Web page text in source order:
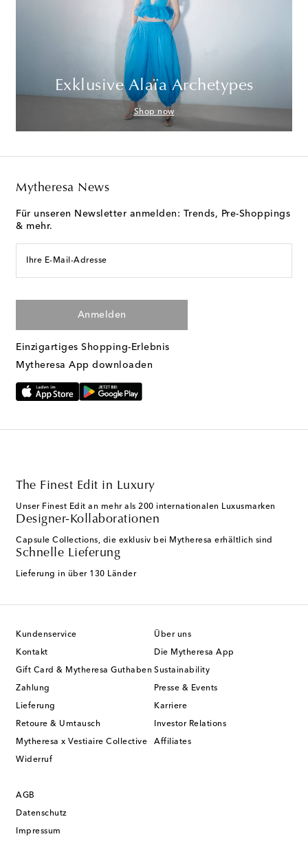
Exklusive Alaïa Archetypes
Shop now
Mytheresa News
Für unseren Newsletter anmelden: Trends, Pre-Shoppings
& mehr.
Ihre E-Mail-Adresse
Anmelden
Einzigartiges Shopping-Erlebnis
Mytheresa App downloaden
The Finest Edit in Luxury
Unser Finest Edit an mehr als 200 internationalen Luxusmarken
Designer-Kollaborationen
Capsule Collections, die exklusiv bei Mytheresa erhältlich sind
Schnelle Lieferung
Lieferung in über 130 Länder
Kundenservice
Kontakt
Gift Card & Mytheresa Guthaben
Zahlung
Lieferung
Retoure & Umtausch
Mytheresa x Vestiaire Collective
Widerruf
Über uns
Die Mytheresa App
Sustainability
Presse & Events
Karriere
Investor Relations
Affiliates
AGB
Datenschutz
Impressum